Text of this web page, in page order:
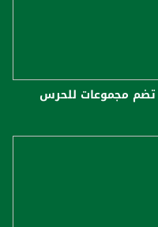
تضم مجموعات للحرس